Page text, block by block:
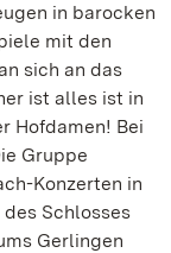
in barocken
mit den
sich an das
ist alles ist in
Hofdamen! Bei
Gruppe
Konzerten in
Schlosses
Gerlingen